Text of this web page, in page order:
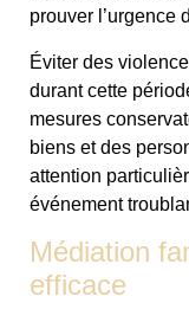
prouver l’urgence
Éviter des
durant cette
mesures
biens et des
attention
événement
Médiation
efficace